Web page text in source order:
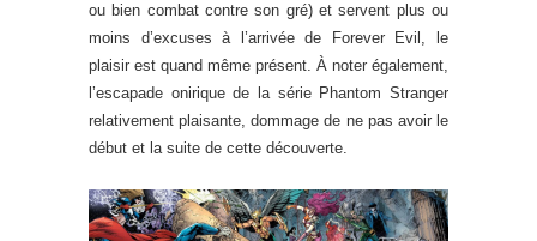
ou bien combat contre son gré) et servent plus ou
moins d’excuses à l’arrivée de Forever Evil, le
plaisir est quand même présent. À noter également,
l’escapade onirique de la série Phantom Stranger
relativement plaisante, dommage de ne pas avoir le
début et la suite de cette découverte.